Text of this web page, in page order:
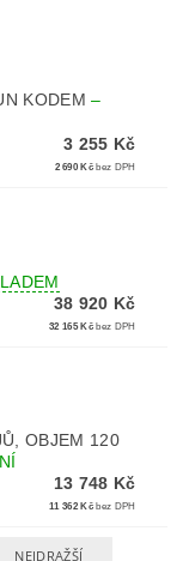
KODEM–
3 255 Kč
2 690 Kč bez DPH
38 920 Kč
32 165 Kč bez DPH
OBJEM 120
13 748 Kč
11 362 Kč bez DPH
NEJDRAŽŠÍ